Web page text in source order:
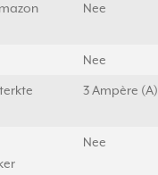
Nee
Nee
3 Ampère (A)
Nee